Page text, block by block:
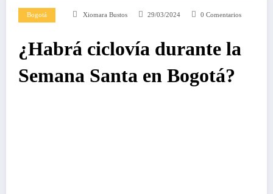
Bogotá Xiomara Bustos 29/03/2024 0 Comentarios
¿Habrá ciclovía durante la
Semana Santa en Bogotá?